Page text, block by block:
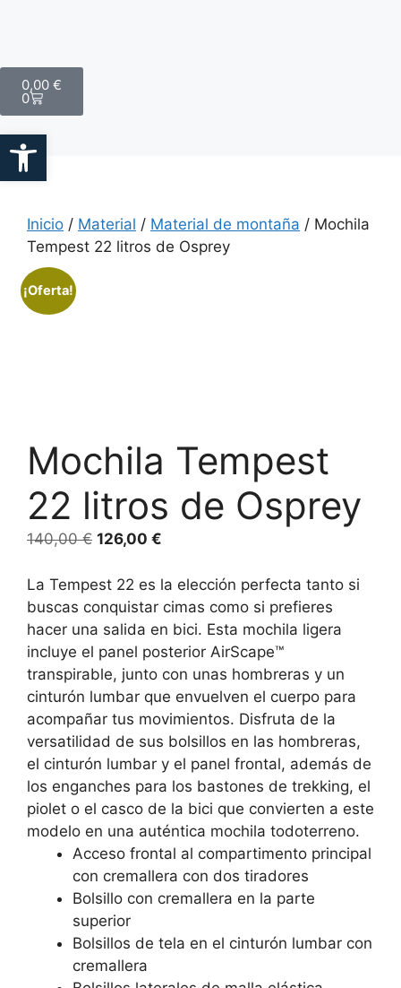
0,00 €
0
Inicio / Material / Material de montaña / Mochila
Tempest 22 litros de Osprey
¡Oferta!
Mochila Tempest
22 litros de Osprey
140,00€ 126,00 €
La Tempest 22 es la elección perfecta tanto si
buscas conquistar cimas como si prefieres
hacer una salida en bici. Esta mochila ligera
incluye el panel posterior AirScape™
transpirable, junto con unas hombreras y un
cinturón lumbar que envuelven el cuerpo para
acompañar tus movimientos. Disfruta de la
versatilidad de sus bolsillos en las hombreras,
el cinturón lumbar y el panel frontal, además de
los enganches para los bastones de trekking, el
piolet o el casco de la bici que convierten a este
modelo en una auténtica mochila todoterreno.
Acceso frontal al compartimento principal
con cremallera con dos tiradores
Bolsillo con cremallera en la parte
superior
Bolsillos de tela en el cinturón lumbar con
cremallera
Abrir barra de herramientas